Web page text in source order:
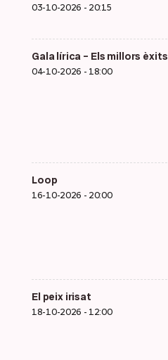
03-10-2026 - 20:15
Gala lírica – Els millors èxits
04-10-2026 - 18:00
Loop
16-10-2026 - 20:00
El peix irisat
18-10-2026 - 12:00